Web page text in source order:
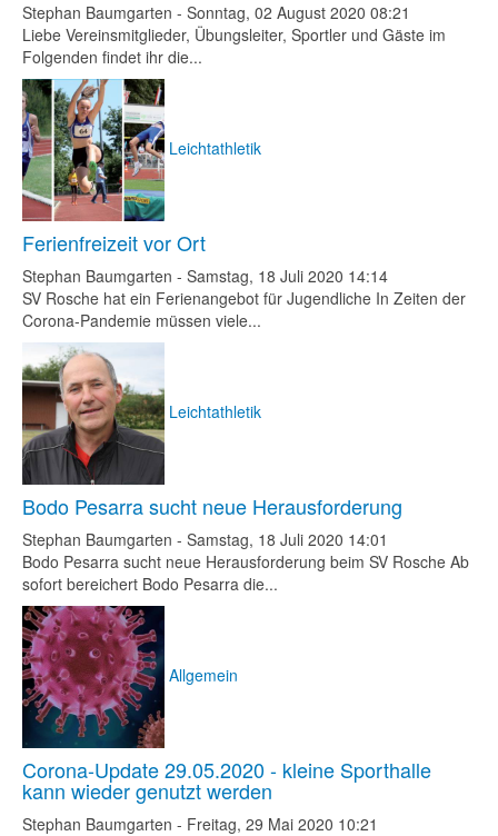
Stephan Baumgarten - Sonntag, 02 August 2020 08:21
Liebe Vereinsmitglieder, Übungsleiter, Sportler und Gäste im
Folgenden findet ihr die...
Leichtathletik
Ferienfreizeit vor Ort
Stephan Baumgarten - Samstag, 18 Juli 2020 14:14
SV Rosche hat ein Ferienangebot für Jugendliche In Zeiten der
Corona-Pandemie müssen viele...
Leichtathletik
Bodo Pesarra sucht neue Herausforderung
Stephan Baumgarten - Samstag, 18 Juli 2020 14:01
Bodo Pesarra sucht neue Herausforderung beim SV Rosche Ab
sofort bereichert Bodo Pesarra die...
Allgemein
Corona-Update 29.05.2020 - kleine Sporthalle
kann wieder genutzt werden
Stephan Baumgarten - Freitag, 29 Mai 2020 10:21